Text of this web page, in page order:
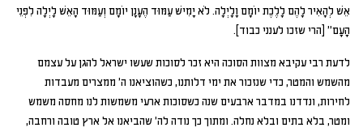
אֵשׁ לְהָאִיר לָהֶם לָלֶכֶת יוֹמָם וָלָיְלָה. לֹא יָמִישׁ עַמּוּד הֶעָנָן יוֹמָם וְעַמּוּד הָאֵשׁ לָיְלָה לִפְנֵי
הָעָם" [הרי שזכו לענני כבוד].
לדעת רבי עקיבא מצוות הסוכה היא זכר לסוכות שעשו ישראל להגן על עצמם
מהשמש והמטר, כדי שנזכור את ימי דלותנו, כשהוציאנו ה' ממצרים מעבדות
לחירות, ונדדנו במדבר ארבעים שנה כשסוכות ארעי משמשות לנו מחסה משמש
ומטר, בלא בתים ובלא נחלה. ומתוך כך נודה לה' שהביאנו אל ארץ טובה ורחבה,